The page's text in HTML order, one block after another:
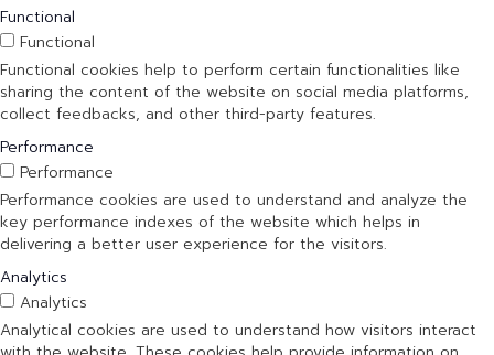
Functional
Functional
Functional cookies help to perform certain functionalities like
sharing the content of the website on social media platforms,
collect feedbacks, and other third-party features.
Performance
Performance
Performance cookies are used to understand and analyze the
key performance indexes of the website which helps in
delivering a better user experience for the visitors.
Analytics
Analytics
Analytical cookies are used to understand how visitors interact